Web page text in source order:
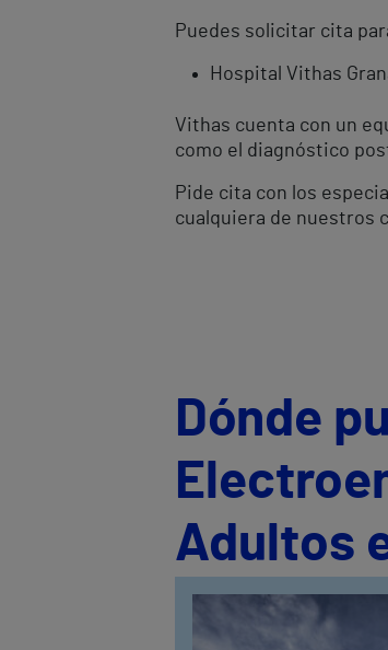
Puedes solicitar cita
Hospital Vithas
Vithas cuenta con un
como el diagnóstico
Pide cita con los
cualquiera de nuestros
Dónde
Adultos